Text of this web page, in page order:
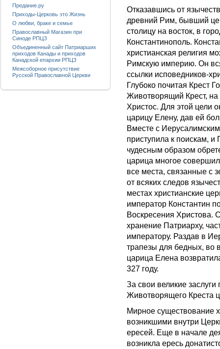
Отказавшись от
древний Рим, бывший
столицу на восток, в
Константинополь.
христианская религия
Римскую империю. Он
ссылки исповедников-
Глубоко почитая Крест
Животворящий Крест,
Христос. Для этой цели
царицу Елену, дав ей
Вместе с
приступила к поискам,
чудесным образом
царица многое
все места, связанные с
от всяких следов
местах христианские
император Константин
Воскресения Христова.
хранение Патриарху,
императору. Раздав в
трапезы для бедных, во
царица Елена
327 году.
За свои великие
Животворящего Креста
Мирное существование
возникшими внутри
ересей. Еще в начале
возникла ересь
Предание.ру
Приходы-Церковь это Жизнь
О любви, браке и семье
Православный Магазин при
Синоде РПЦЗ
Объединенный сайт Патриарших
приходов Канады и приходов
Канадской епархии РПЦЗ
Межсоборное присутствие
Русской Православной Церкви